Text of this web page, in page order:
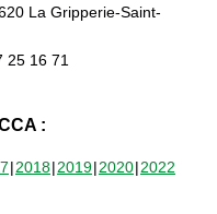
La Gripperie-Saint-
25 16 71
:
2018 2019 2020 2022